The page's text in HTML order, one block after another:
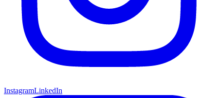
InstagramLinkedIn